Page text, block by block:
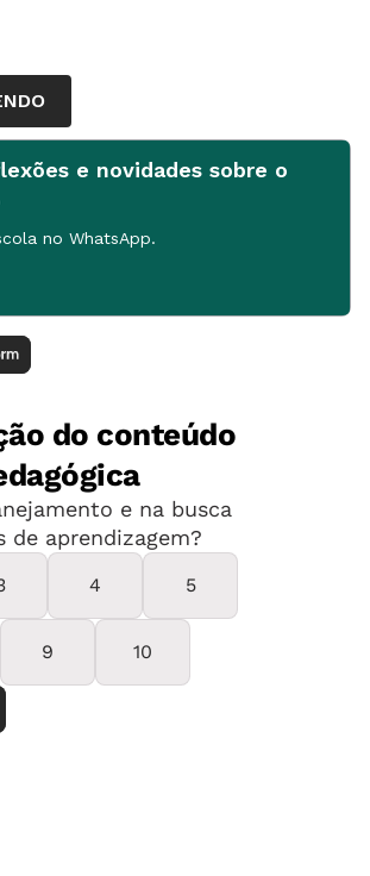
didáticas que formam
Fundamental II.
recebeu sete prêmios de
Brasileiro de Comédia. Essa
cinematográfica, dirigida por
e internacionais,
de 1962.
de telenovelas e como esposo
e novidades sobre o
no WhatsApp.